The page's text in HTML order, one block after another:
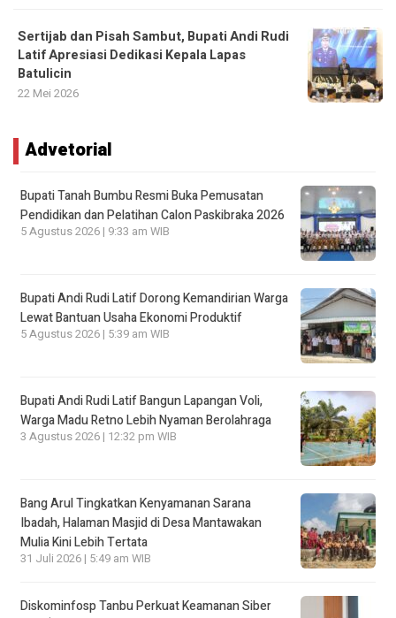
Sertijab dan Pisah Sambut, Bupati Andi Rudi
Latif Apresiasi Dedikasi Kepala Lapas
Batulicin
22 Mei 2026
Advetorial
Bupati Tanah Bumbu Resmi Buka Pemusatan
Pendidikan dan Pelatihan Calon Paskibraka 2026
5 Agustus 2026 | 9:33 am WIB
Bupati Andi Rudi Latif Dorong Kemandirian Warga
Lewat Bantuan Usaha Ekonomi Produktif
5 Agustus 2026 | 5:39 am WIB
Bupati Andi Rudi Latif Bangun Lapangan Voli,
Warga Madu Retno Lebih Nyaman Berolahraga
3 Agustus 2026 | 12:32 pm WIB
Bang Arul Tingkatkan Kenyamanan Sarana
Ibadah, Halaman Masjid di Desa Mantawakan
Mulia Kini Lebih Tertata
31 Juli 2026 | 5:49 am WIB
Diskominfosp Tanbu Perkuat Keamanan Siber